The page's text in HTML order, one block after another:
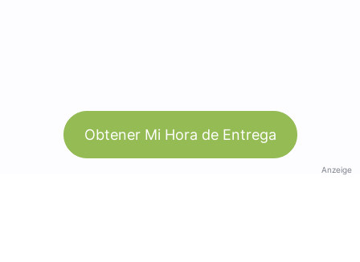
Obtener Mi Hora de Entrega
Anzeige